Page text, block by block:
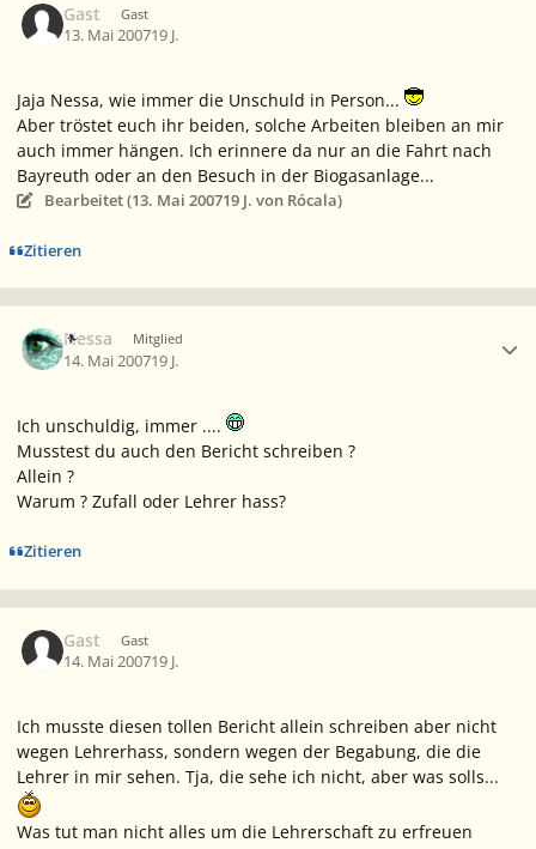
Gast Gast
13. Mai 200719 J.
Jaja Nessa, wie immer die Unschuld in Person...
Aber tröstet euch ihr beiden, solche Arbeiten bleiben an mir
auch immer hängen. Ich erinnere da nur an die Fahrt nach
Bayreuth oder an den Besuch in der Biogasanlage...
Bearbeitet (13. Mai 200719 J. von Rócala)
Zitieren
Nessa Mitglied
14. Mai 200719 J.
Ich unschuldig, immer ....
Musstest du auch den Bericht schreiben ?
Allein ?
Warum ? Zufall oder Lehrer hass?
Zitieren
Gast Gast
14. Mai 200719 J.
Ich musste diesen tollen Bericht allein schreiben aber nicht
wegen Lehrerhass, sondern wegen der Begabung, die die
Lehrer in mir sehen. Tja, die sehe ich nicht, aber was solls...
Was tut man nicht alles um die Lehrerschaft zu erfreuen